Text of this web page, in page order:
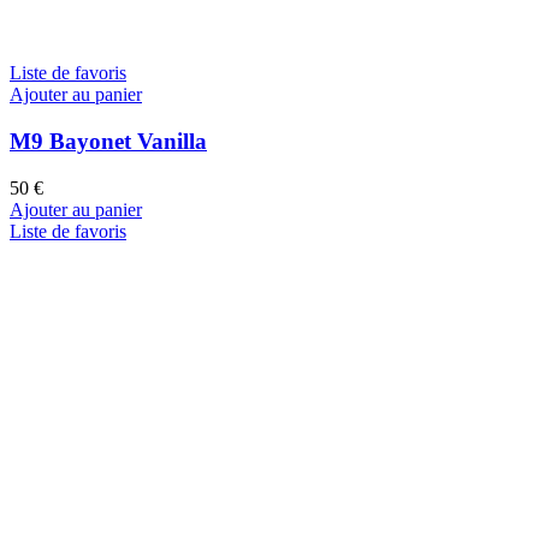
Liste de favoris
Ajouter au panier
M9 Bayonet Vanilla
50 €
Ajouter au panier
Liste de favoris